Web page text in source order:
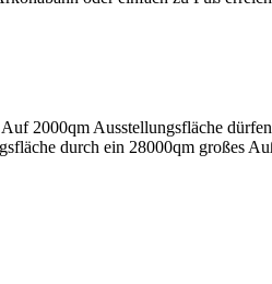
2000qm Ausstellungsfläche
durch ein 28000qm großes